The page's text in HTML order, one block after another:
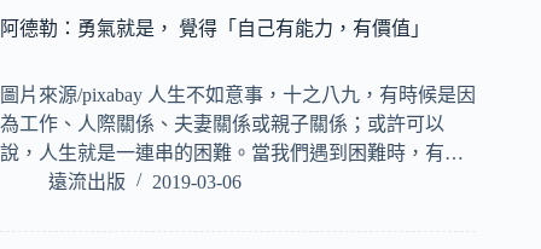
阿德勒：勇氣就是， 覺得「自己有能力，有價值」
圖片來源/pixabay 人生不如意事，十之八九，有時候是因
為工作、人際關係、夫妻關係或親子關係；或許可以
說，人生就是一連串的困難。當我們遇到困難時，有…
遠流出版
2019-03-06